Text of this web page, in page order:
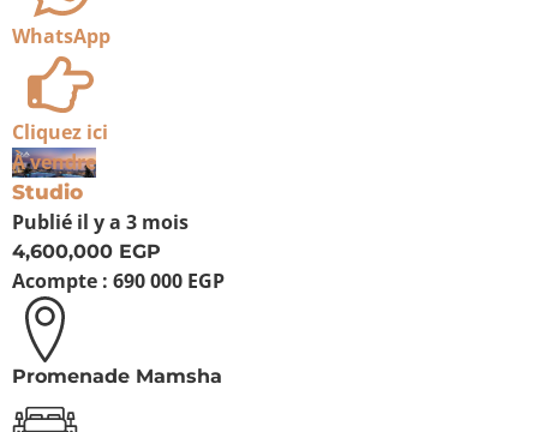
WhatsApp
Cliquez ici
À vendre
Studio
Publié il y a 3 mois
4,600,000 EGP
Acompte : 690 000 EGP
Promenade Mamsha